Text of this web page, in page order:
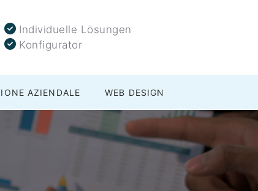
Individuelle Lösungen
Konfigurator
AZIENDALE WEB DESIGN